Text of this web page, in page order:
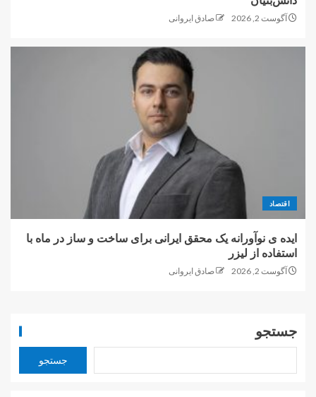
آگوست 2, 2026 صادق ایروانی
اقتصاد
ایده ی نوآورانه یک محقق ایرانی برای ساخت و ساز در ماه با
استفاده از لیزر
آگوست 2, 2026 صادق ایروانی
جستجو
جستجو